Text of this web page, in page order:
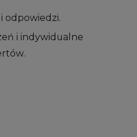
odpowiedzi.
i indywidualne